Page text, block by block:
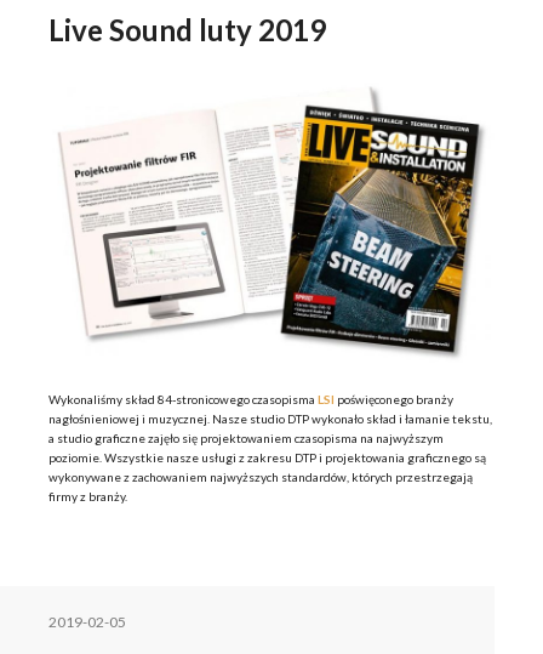
Live Sound luty 2019
Wykonaliśmy skład 84-stronicowego czasopisma LSI poświęconego branży
nagłośnieniowej i muzycznej. Nasze studio DTP wykonało skład i łamanie tekstu,
a studio graficzne zajęło się projektowaniem czasopisma na najwyższym
poziomie. Wszystkie nasze usługi z zakresu DTP i projektowania graficznego są
wykonywane z zachowaniem najwyższych standardów, których przestrzegają
firmy z branży.
2019-02-05